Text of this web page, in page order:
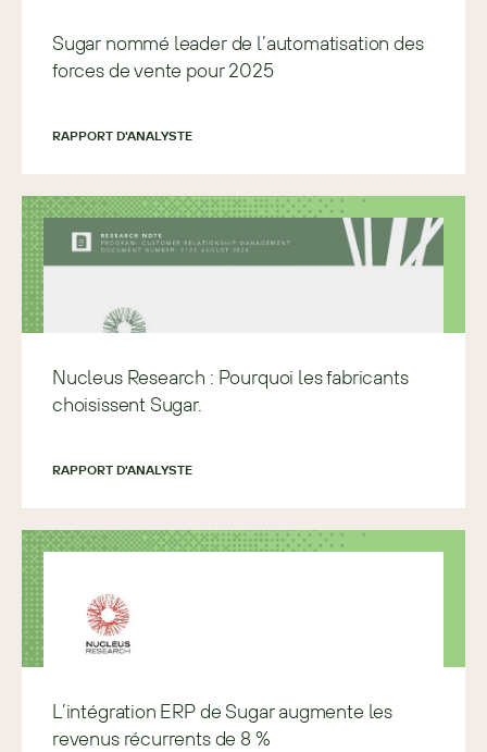
Sugar nommé leader de l’automatisation des
forces de vente pour 2025
RAPPORT D'ANALYSTE
Nucleus Research : Pourquoi les fabricants
choisissent Sugar.
RAPPORT D'ANALYSTE
L’intégration ERP de Sugar augmente les
revenus récurrents de 8 %